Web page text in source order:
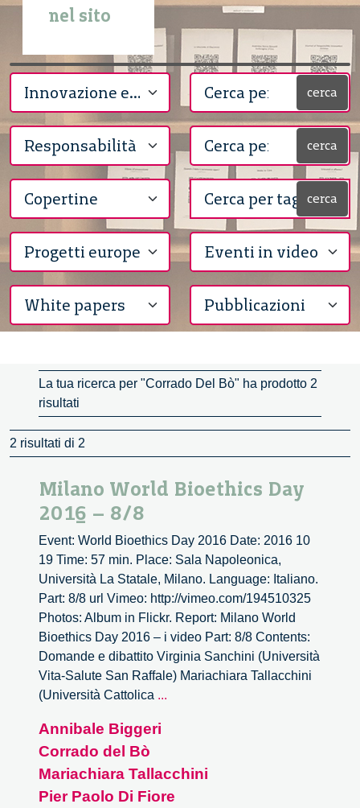
nel sito
cerca
cerca
cerca
La tua ricerca per "Corrado Del Bò" ha prodotto 2
risultati
2 risultati di 2
Milano World Bioethics Day
2016 – 8/8
Event: World Bioethics Day 2016 Date: 2016 10
19 Time: 57 min. Place: Sala Napoleonica,
Università La Statale, Milano. Language: Italiano.
Part: 8/8 url Vimeo: http://vimeo.com/194510325
Photos: Album in Flickr. Report: Milano World
Bioethics Day 2016 – i video Part: 8/8 Contents:
Domande e dibattito Virginia Sanchini (Università
Vita-Salute San Raffale) Mariachiara Tallacchini
(Università Cattolica ...
2016
–
Annibale Biggeri
Corrado del Bò
Mariachiara Tallacchini
Pier Paolo Di Fiore